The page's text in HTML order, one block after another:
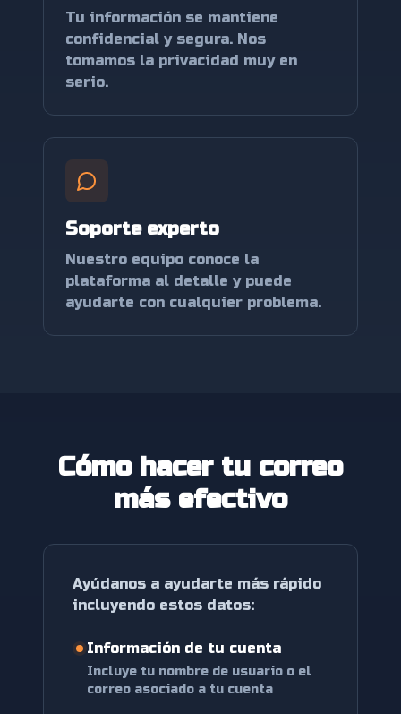
Tu información se mantiene
confidencial y segura. Nos
tomamos la privacidad muy en
serio.
Soporte experto
Nuestro equipo conoce la
plataforma al detalle y puede
ayudarte con cualquier problema.
Cómo hacer tu correo
más efectivo
Ayúdanos a ayudarte más rápido
incluyendo estos datos:
Información de tu cuenta
Incluye tu nombre de usuario o el
correo asociado a tu cuenta